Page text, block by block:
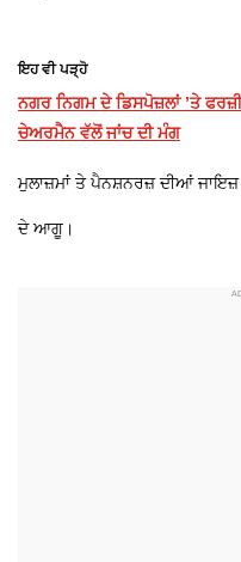
ਇਹ ਵੀ ਪੜ੍ਹੋ
ਨਗਰ ਨਿਗਮ ਦੇ ਡਿਸਪੋਜ਼ਲਾਂ ’ਤੇ
ਚੇਅਰਮੈਨ ਵੱਲੋਂ ਜਾਂਚ ਦੀ ਮੰਗ
ਮੁਲਾਜ਼ਮਾਂ ਤੇ ਪੈਨਸ਼ਨਰਜ਼ ਦੀਆਂ
ਦੇ ਆਗੂ।